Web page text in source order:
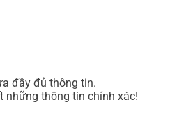
đầy đủ thông tin.
những thông tin chính xác!